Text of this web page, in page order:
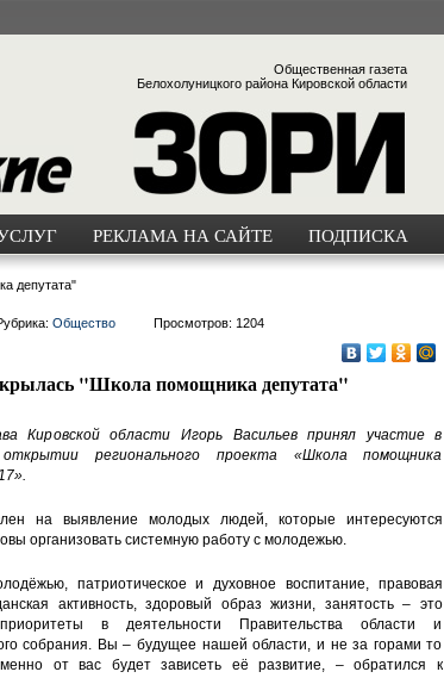
Общественная газета
Белохолуницкого района Кировской области
РЕКЛАМА НА САЙТЕ ПОДПИСКА
депутата"
Общество Просмотров: 1204
"Школа помощника депутата"
Кировской области Игорь Васильев принял участие в
регионального проекта «Школа помощника
на выявление молодых людей, которые интересуются
организовать системную работу с молодежью.
патриотическое и духовное воспитание, правовая
активность, здоровый образ жизни, занятость – это
в деятельности Правительства области и
собрания. Вы – будущее нашей области, и не за горами то
от вас будет зависеть её развитие, – обратился к